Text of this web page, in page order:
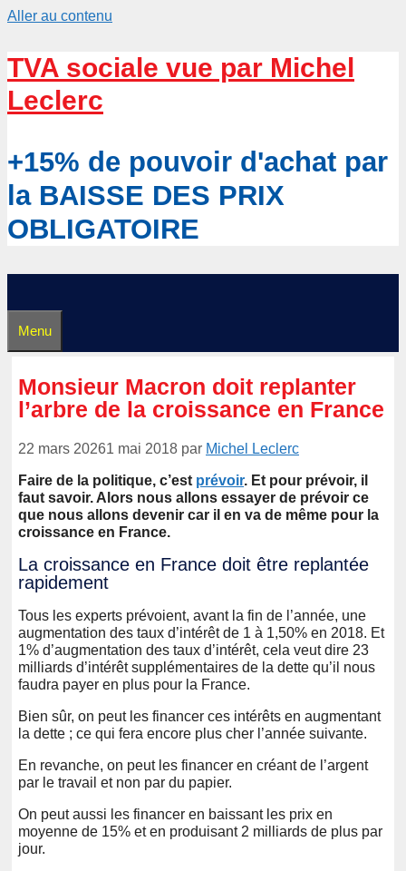
Aller au contenu
TVA sociale vue par Michel
Leclerc
+15% de pouvoir d'achat par
la BAISSE DES PRIX
OBLIGATOIRE
Menu
Monsieur Macron doit replanter
l’arbre de la croissance en France
22 mars 20261 mai 2018 par Michel Leclerc
Faire de la politique, c’est prévoir. Et pour prévoir, il
faut savoir. Alors nous allons essayer de prévoir ce
que nous allons devenir car il en va de même pour la
croissance en France.
La croissance en France doit être replantée
rapidement
Tous les experts prévoient, avant la fin de l’année, une
augmentation des taux d’intérêt de 1 à 1,50% en 2018. Et
1% d’augmentation des taux d’intérêt, cela veut dire 23
milliards d’intérêt supplémentaires de la dette qu’il nous
faudra payer en plus pour la France.
Bien sûr, on peut les financer ces intérêts en augmentant
la dette ; ce qui fera encore plus cher l’année suivante.
En revanche, on peut les financer en créant de l’argent
par le travail et non par du papier.
On peut aussi les financer en baissant les prix en
moyenne de 15% et en produisant 2 milliards de plus par
jour.